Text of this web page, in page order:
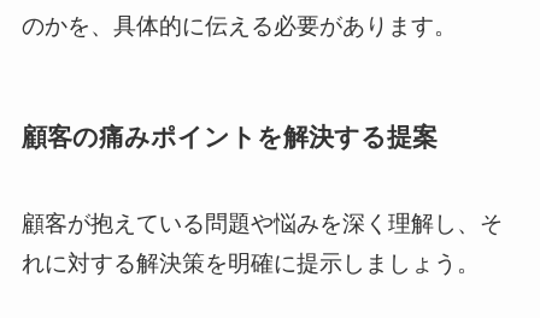
のかを、具体的に伝える必要があります。
顧客の痛みポイントを解決する提案
顧客が抱えている問題や悩みを深く理解し、そ
れに対する解決策を明確に提示しましょう。